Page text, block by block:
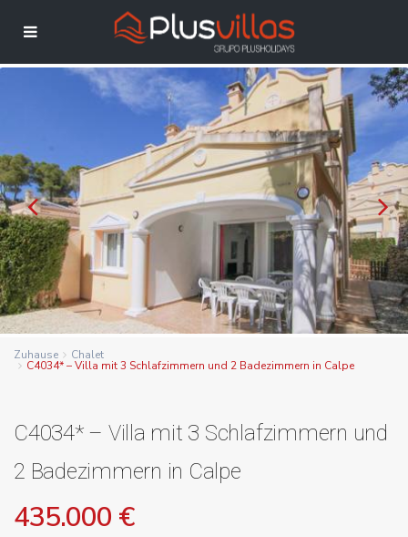
Zuhause Chalet
C4034* – Villa mit 3 Schlafzimmern und 2 Badezimmern in Calpe
C4034* – Villa mit 3 Schlafzimmern und
2 Badezimmern in Calpe
435.000 €